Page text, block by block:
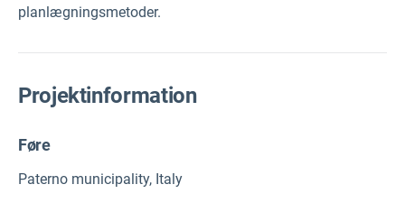
planlægningsmetoder.
Projektinformation
Føre
Paterno municipality, Italy